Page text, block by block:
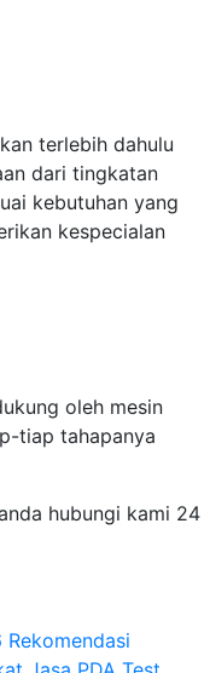
terlebih dahulu
dari tingkatan
kebutuhan yang
kespecialan
oleh mesin
tiap tahapanya
hubungi kami 24
Rekomendasi